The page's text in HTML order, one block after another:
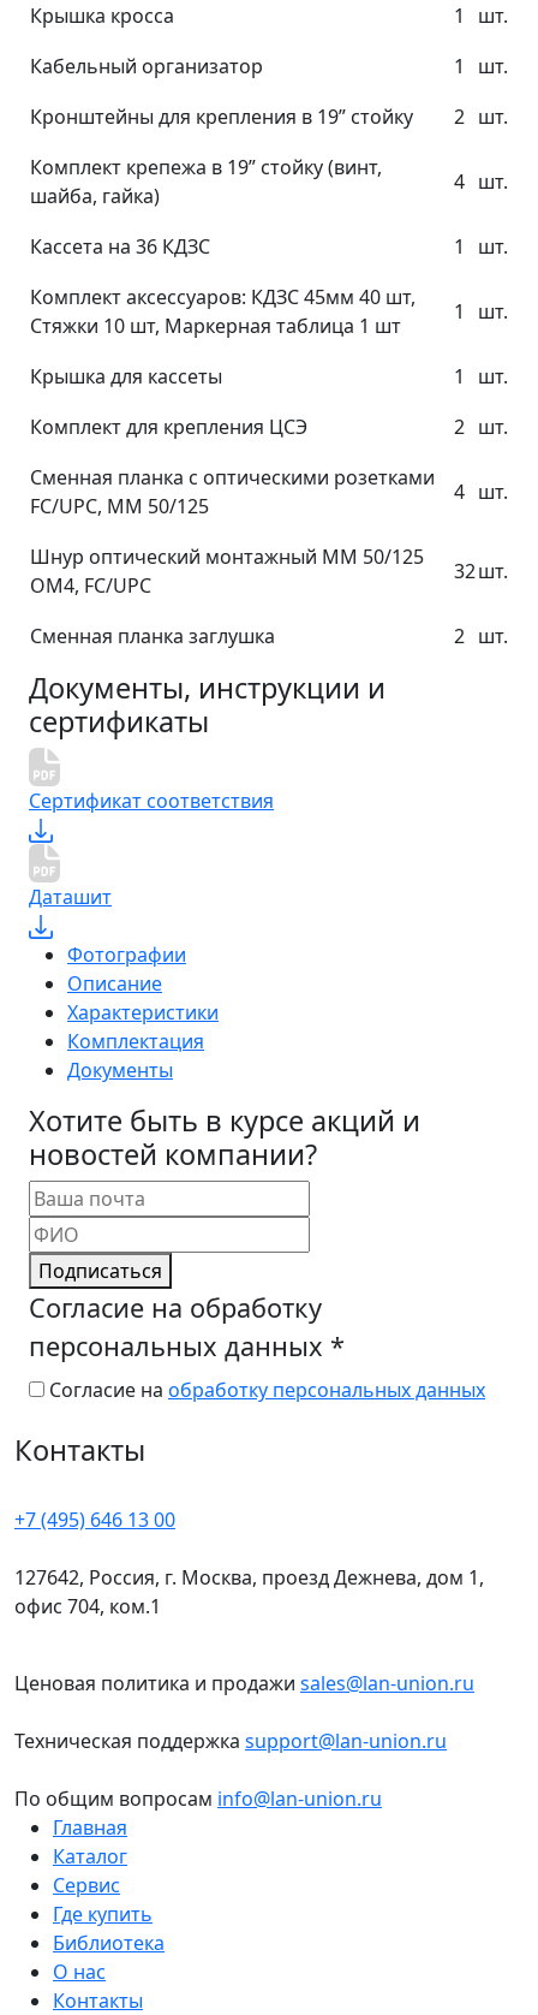
Крышка кросса 1
шт.
Кабельный организатор
1
шт.
Кронштейны для крепления в 19” стойку
2 шт.
Комплект крепежа в 19” стойку (винт,
шайба, гайка)
4 шт.
Кассета на 36 КДЗС 1
шт.
Комплект аксессуаров: КДЗС 45мм 40 шт,
Стяжки 10 шт, Маркерная таблица 1 шт
1 шт.
Крышка для кассеты 1
шт.
Комплект для крепления ЦСЭ
2 шт.
Сменная планка с оптическими розетками
FC/UPC, MM 50/125
4 шт.
Шнур оптический монтажный MM 50/125
OM4, FC/UPC
32шт.
Сменная планка заглушка 2 шт.
Документы, инструкции и
сертификаты
Сертификат соответствия
Даташит
Фотографии
Описание
Характеристики
Комплектация
Документы
Хотите быть в курсе акций и
новостей компании?
Подписаться
Согласие на обработку
персональных данных *
Согласие на обработку персональных данных
Контакты
+7 (495) 646 13 00
127642, Россия, г. Москва, проезд Дежнева, дом 1,
офис 704, ком.1
Ценовая политика и продажи sales@lan-union.ru
Техническая поддержка support@lan-union.ru
По общим вопросам info@lan-union.ru
Главная
Каталог
Сервис
Где купить
Библиотека
О нас
Контакты